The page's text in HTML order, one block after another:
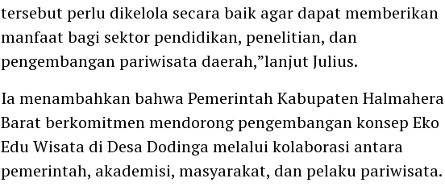
tersebut perlu dikelola secara baik agar dapat memberikan
manfaat bagi sektor pendidikan, penelitian, dan
pengembangan pariwisata daerah,”lanjut Julius.
Ia menambahkan bahwa Pemerintah Kabupaten Halmahera
Barat berkomitmen mendorong pengembangan konsep Eko
Edu Wisata di Desa Dodinga melalui kolaborasi antara
pemerintah, akademisi, masyarakat, dan pelaku pariwisata.